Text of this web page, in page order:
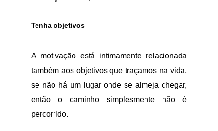
Tenha objetivos
A motivação está intimamente relacionada
também aos objetivos que traçamos na vida,
se não há um lugar onde se almeja chegar,
então o caminho simplesmente não é
percorrido.